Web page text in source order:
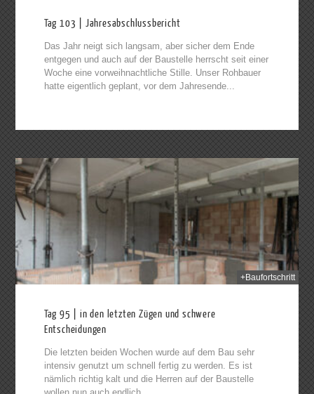
Tag 103 | Jahresabschlussbericht
Das Jahr neigt sich langsam, aber sicher dem Ende
entgegen und auch auf der Baustelle herrscht seit einer
Woche eine vorweihnachtliche Stille. Unser Rohbauer
hatte eigentlich geplant, vor dem Jahresende...
+Baufortschritt
Tag 95 | in den letzten Zügen und schwere
Entscheidungen
Die letzten beiden Wochen wurde auf dem Bau sehr
intensiv genutzt um schnell fertig zu werden. Es ist
nämlich richtig kalt und die Herren auf der Baustelle